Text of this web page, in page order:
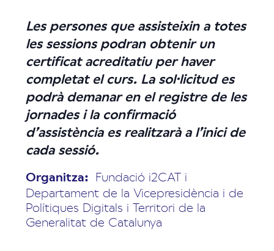
Les persones que assisteixin a totes
les sessions podran obtenir un
certificat acreditatiu per haver
completat el curs. La sol·licitud es
podrà demanar en el registre de les
jornades i la confirmació
d’assistència es realitzarà a l’inici de
cada sessió.
Organitza: Fundació i2CAT i
Departament de la Vicepresidència i de
Polítiques Digitals i Territori de la
Generalitat de Catalunya